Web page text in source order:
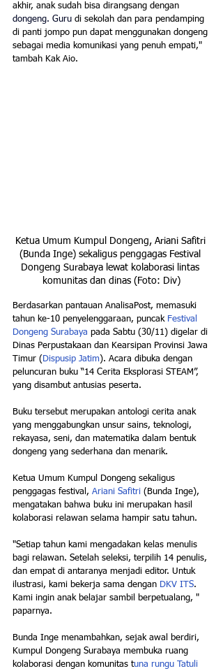
akhir, anak sudah bisa dirangsang dengan
dongeng. Guru di sekolah dan para pendamping
di panti jompo pun dapat menggunakan dongeng
sebagai media komunikasi yang penuh empati,"
tambah Kak Aio.
Ketua Umum Kumpul Dongeng, Ariani Safitri
(Bunda Inge) sekaligus penggagas Festival
Dongeng Surabaya lewat kolaborasi lintas
komunitas dan dinas (Foto: Div)
Berdasarkan pantauan AnalisaPost, memasuki
tahun ke-10 penyelenggaraan, puncak Festival
Dongeng Surabaya pada Sabtu (30/11) digelar di
Dinas Perpustakaan dan Kearsipan Provinsi Jawa
Timur ( Dispusip Jatim). Acara dibuka dengan
peluncuran buku “14 Cerita Eksplorasi STEAM”,
yang disambut antusias peserta.
Buku tersebut merupakan antologi cerita anak
yang menggabungkan unsur sains, teknologi,
rekayasa, seni, dan matematika dalam bentuk
dongeng yang sederhana dan menarik.
Ketua Umum Kumpul Dongeng sekaligus
penggagas festival, Ariani Safitri (Bunda Inge),
mengatakan bahwa buku ini merupakan hasil
kolaborasi relawan selama hampir satu tahun.
"Setiap tahun kami mengadakan kelas menulis
bagi relawan. Setelah seleksi, terpilih 14 penulis,
dan empat di antaranya menjadi editor. Untuk
ilustrasi, kami bekerja sama dengan DKV ITS.
Kami ingin anak belajar sambil berpetualang, "
paparnya.
Bunda Inge menambahkan, sejak awal berdiri,
Kumpul Dongeng Surabaya membuka ruang
kolaborasi dengan komunitas tuna rungu Tatuli